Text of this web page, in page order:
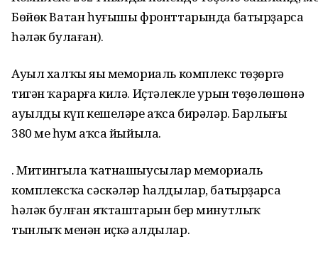
Бөйөк Ватан һуғышы фронттарында батырҙарса
һәләк булаған).
Ауыл халҡы яңы мемориаль комплекс төҙөргә
тигән ҡарарға килә. Иҫтәлекле урын төҙөлөшөнә
ауылдың күп кешеләре аҡса бирәләр. Барлығы
380 мең һум аҡса йыйыла.
. Митингыла ҡатнашыусылар мемориаль
комплексҡа сәскәләр һалдылар, батырҙарса
һәләк булған яҡташтарын бер минутлыҡ
тынлыҡ менән иҫкә алдылар.